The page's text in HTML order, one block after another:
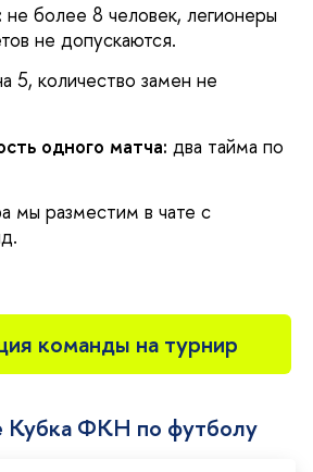
не более 8 человек, легионеры
не допускаются.
5, количество замен не
одного матча: два тайма по
мы разместим в чате с
команды на турнир
Кубка ФКН по футболу